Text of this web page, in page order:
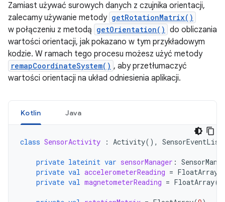
Zamiast używać surowych danych z czujnika orientacji,
zalecamy używanie metody getRotationMatrix()
w połączeniu z metodą getOrientation() do obliczania
wartości orientacji, jak pokazano w tym przykładowym
kodzie. W ramach tego procesu możesz użyć metody
remapCoordinateSystem() , aby przetłumaczyć
wartości orientacji na układ odniesienia aplikacji.
Kotlin Java
class SensorActivity : Activity(),
private lateinit var sensorManager :
private val accelerometerReading = FloatArray
private val magnetometerReading = FloatArray(